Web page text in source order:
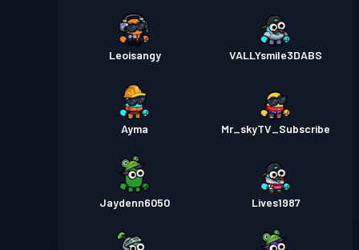
Leoisangy VALLYsmile3DABS
Ayma Mr_skyTV_Subscribe
Jaydenn6050 Lives1987